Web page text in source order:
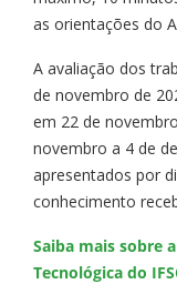
as orientações do
A avaliação dos
de novembro de
em 22 de
novembro a 4 de
apresentados por
conhecimento
Saiba mais sobre
Tecnológica do